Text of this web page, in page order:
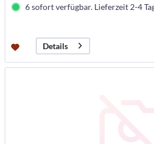
6 sofort verfügbar. Lieferzeit 2-4
Details